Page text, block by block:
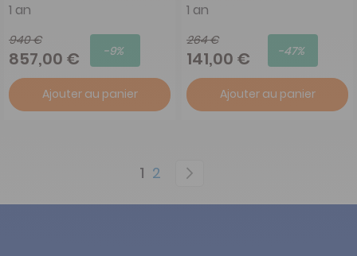
1 an
940 €
857,00 € -9%
Ajouter au panier
1 an
264 €
141,00 € -47%
Ajouter au panier
Page
You're currently reading page
1 Page
2